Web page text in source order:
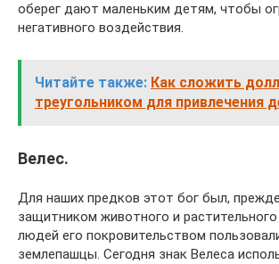
оберег дают маленьким детям, чтобы
негативного воздействия.
Читайте также: Как сложить
треугольником для привлечения
Велес.
Для наших предков этот бог был,
защитником животного и
людей его покровительством
землепашцы. Сегодня знак Велеса